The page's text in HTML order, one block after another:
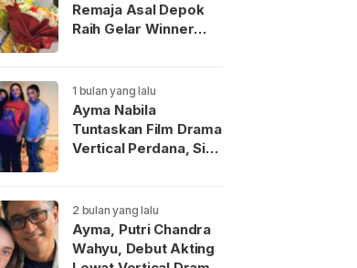
Remaja Asal Depok
Raih Gelar Winner
1 bulan yang lalu
Ayma Nabila
Tuntaskan Film Drama
Vertical Perdana, Siap
Indonesia
2 bulan yang lalu
Ayma, Putri Chandra
Wahyu, Debut Akting